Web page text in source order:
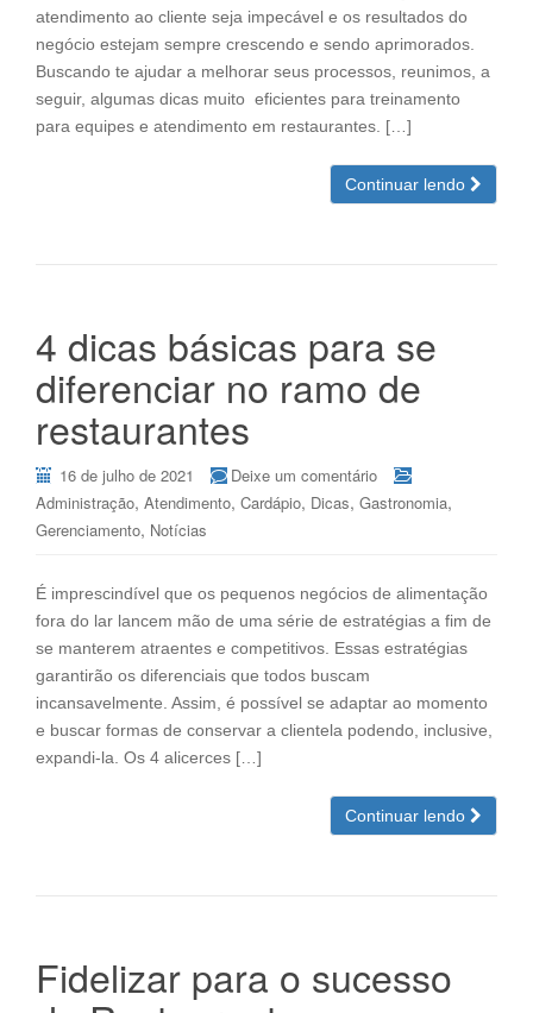
atendimento ao cliente seja impecável e os resultados do
negócio estejam sempre crescendo e sendo aprimorados.
Buscando te ajudar a melhorar seus processos, reunimos, a
seguir, algumas dicas muito eficientes para treinamento
para equipes e atendimento em restaurantes. […]
Continuar lendo
4 dicas básicas para se
diferenciar no ramo de
restaurantes
16 de julho de 2021
Deixe um comentário
Administração, Atendimento, Cardápio, Dicas, Gastronomia,
Gerenciamento, Notícias
É imprescindível que os pequenos negócios de alimentação
fora do lar lancem mão de uma série de estratégias a fim de
se manterem atraentes e competitivos. Essas estratégias
garantirão os diferenciais que todos buscam
incansavelmente. Assim, é possível se adaptar ao momento
e buscar formas de conservar a clientela podendo, inclusive,
expandi-la. Os 4 alicerces […]
Continuar lendo
Fidelizar para o sucesso